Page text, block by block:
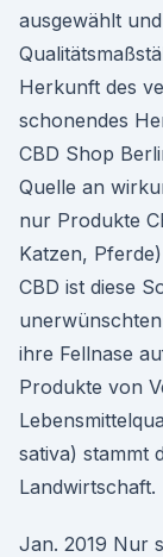
ausgewählt
Herkunft des
schonendes
CBD Shop
Quelle an
nur Produkte
Katzen,
CBD ist diese
ihre Fellnase
Produkte von
sativa) stammt
Landwirtschaft.
Jan. 2019 Nur